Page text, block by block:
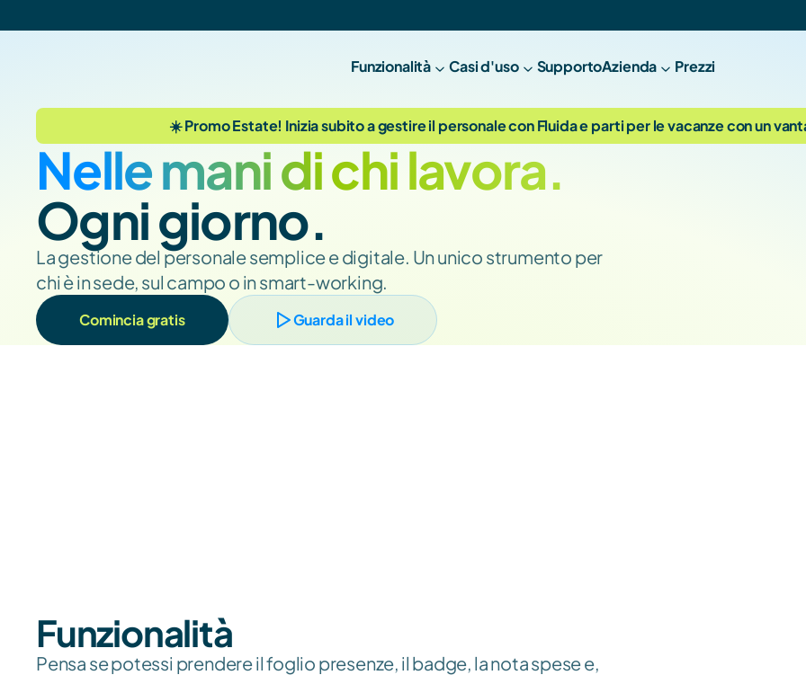
Funzionalità Casi d'uso SupportoAzienda Prezzi
☀️ Promo Estate! Inizia subito a gestire il personale con Fluida e parti per le vacanze con un
Nelle mani di chi lavora.
Ogni giorno.
La gestione del personale semplice e digitale. Un unico strumento per
chi è in sede, sul campo o in smart-working.
Comincia gratis Guarda il video
Funzionalità
Pensa se potessi prendere il foglio presenze, il badge, la nota spese e,